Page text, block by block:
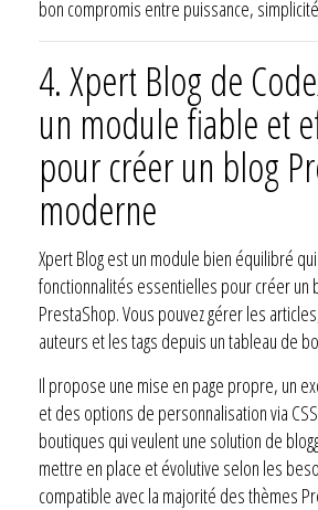
bon compromis entre puissance,
4.Xpert Blog de
un module fiable et
pour créer un blog
moderne
Xpert Blog est un module bien équilibré
fonctionnalités essentielles pour créer un
PrestaShop. Vous pouvez gérer les
auteurs et les tags depuis un tableau de
Il propose une mise en page propre, un
et des options de personnalisation via
boutiques qui veulent une solution de
mettre en place et évolutive selon les
compatible avec la majorité des thèmes